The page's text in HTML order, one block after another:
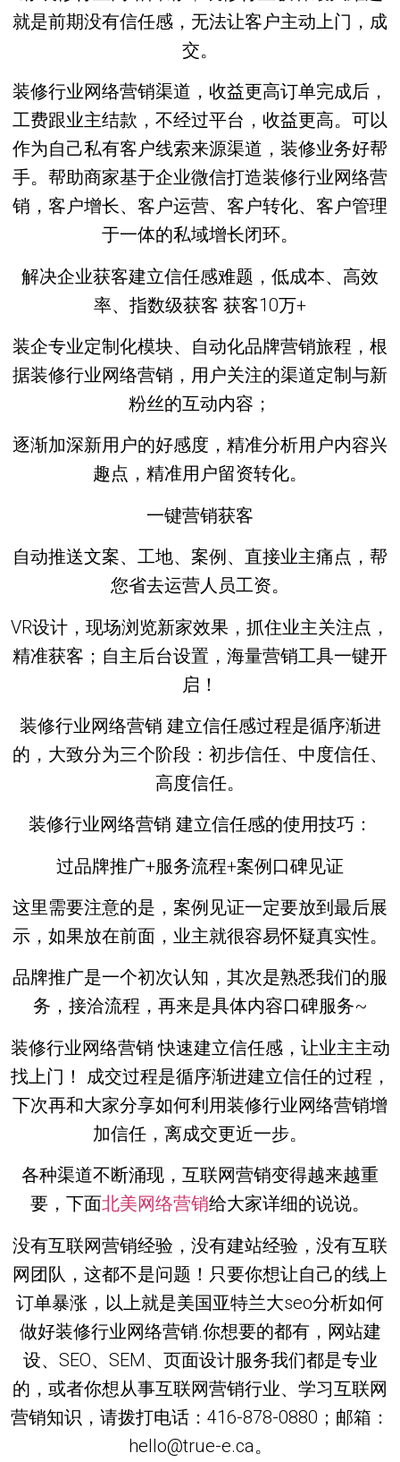
就是前期没有信任感，无法让客户主动上门，成
交。
装修行业网络营销渠道，收益更高订单完成后，
工费跟业主结款，不经过平台，收益更高。可以
作为自己私有客户线索来源渠道，装修业务好帮
手。帮助商家基于企业微信打造装修行业网络营
销，客户增长、客户运营、客户转化、客户管理
于一体的私域增长闭环。
解决企业获客建立信任感难题，低成本、高效
率、指数级获客 获客10万+
装企专业定制化模块、自动化品牌营销旅程，根
据装修行业网络营销，用户关注的渠道定制与新
粉丝的互动内容；
逐渐加深新用户的好感度，精准分析用户内容兴
趣点，精准用户留资转化。
一键营销获客
自动推送文案、工地、案例、直接业主痛点，帮
您省去运营人员工资。
VR设计，现场浏览新家效果，抓住业主关注点，
精准获客；自主后台设置，海量营销工具一键开
启！
装修行业网络营销 建立信任感过程是循序渐进
的，大致分为三个阶段：初步信任、中度信任、
高度信任。
装修行业网络营销 建立信任感的使用技巧：
过品牌推广+服务流程+案例口碑见证
这里需要注意的是，案例见证一定要放到最后展
示，如果放在前面，业主就很容易怀疑真实性。
品牌推广是一个初次认知，其次是熟悉我们的服
务，接洽流程，再来是具体内容口碑服务~
装修行业网络营销 快速建立信任感，让业主主动
找上门！ 成交过程是循序渐进建立信任的过程，
下次再和大家分享如何利用装修行业网络营销增
加信任，离成交更近一步。
各种渠道不断涌现，互联网营销变得越来越重
要，下面北美网络营销给大家详细的说说。
没有互联网营销经验，没有建站经验，没有互联
网团队，这都不是问题！只要你想让自己的线上
订单暴涨，以上就是美国亚特兰大seo分析如何
做好装修行业网络营销.你想要的都有，网站建
设、SEO、SEM、页面设计服务我们都是专业
的，或者你想从事互联网营销行业、学习互联网
营销知识，请拨打电话：416-878-0880；邮箱：
hello@true-e.ca。